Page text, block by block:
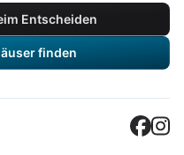
Entscheiden
finden